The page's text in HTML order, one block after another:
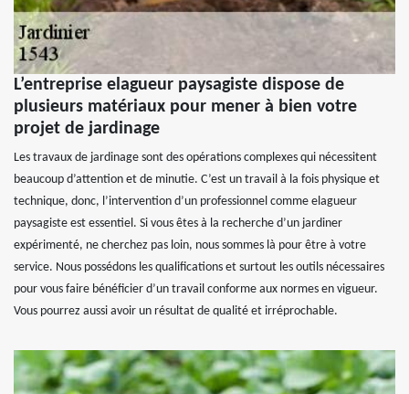
L’entreprise elagueur paysagiste dispose de
plusieurs matériaux pour mener à bien votre
projet de jardinage
Les travaux de jardinage sont des opérations complexes qui nécessitent
beaucoup d’attention et de minutie. C’est un travail à la fois physique et
technique, donc, l’intervention d’un professionnel comme elagueur
paysagiste est essentiel. Si vous êtes à la recherche d’un jardiner
expérimenté, ne cherchez pas loin, nous sommes là pour être à votre
service. Nous possédons les qualifications et surtout les outils nécessaires
pour vous faire bénéficier d’un travail conforme aux normes en vigueur.
Vous pourrez aussi avoir un résultat de qualité et irréprochable.